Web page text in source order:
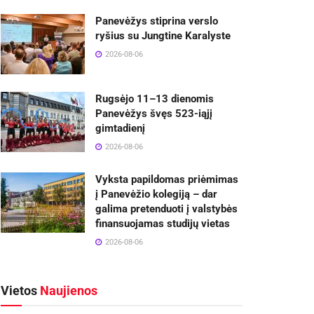
Panevėžys stiprina verslo
ryšius su Jungtine Karalyste
2026-08-06
Rugsėjo 11–13 dienomis
Panevėžys švęs 523-iąjį
gimtadienį
2026-08-06
Vyksta papildomas priėmimas
į Panevėžio kolegiją – dar
galima pretenduoti į valstybės
finansuojamas studijų vietas
2026-08-06
Vietos Naujienos